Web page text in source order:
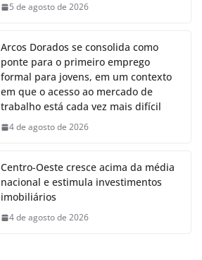
5 de agosto de 2026
Arcos Dorados se consolida como
ponte para o primeiro emprego
formal para jovens, em um contexto
em que o acesso ao mercado de
trabalho está cada vez mais difícil
4 de agosto de 2026
Centro-Oeste cresce acima da média
nacional e estimula investimentos
imobiliários
4 de agosto de 2026